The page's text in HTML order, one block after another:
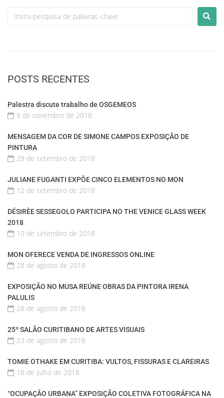
POSTS RECENTES
Palestra discute trabalho de OSGEMEOS
8 de novembro de 2018
MENSAGEM DA COR DE SIMONE CAMPOS EXPOSIÇÃO DE
PINTURA
29 de setembro de 2018
JULIANE FUGANTI EXPÕE CINCO ELEMENTOS NO MON
12 de setembro de 2018
DÉSIRÈE SESSEGOLO PARTICIPA NO THE VENICE GLASS WEEK
2018
10 de setembro de 2018
MON OFERECE VENDA DE INGRESSOS ONLINE
28 de agosto de 2018
EXPOSIÇÃO NO MUSA REÚNE OBRAS DA PINTORA IRENA
PALULIS
28 de agosto de 2018
25º SALÃO CURITIBANO DE ARTES VISUAIS
23 de agosto de 2018
TOMIE OTHAKE EM CURITIBA: VULTOS, FISSURAS E CLAREIRAS
18 de julho de 2018
“OCUPAÇÃO URBANA” EXPOSIÇÃO COLETIVA FOTOGRÁFICA NA